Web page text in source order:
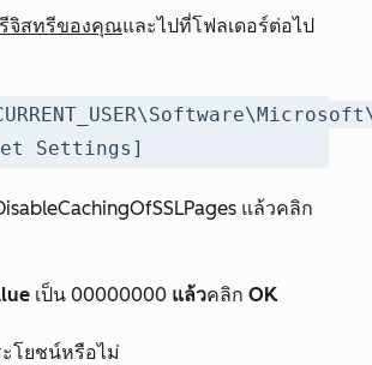
จิสทรีของคุณและไปที่โฟลเดอร์ต่อไป
Settings]
แล้วคลิก
เป็น 00000000 แล้วคลิก OK
โยชน์หรือไม่